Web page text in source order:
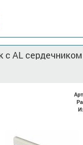
с AL сердечником